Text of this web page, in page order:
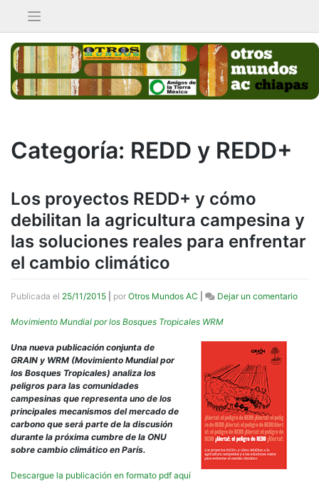
contenido
Categoría: REDD y REDD+
Los proyectos REDD+ y cómo
debilitan la agricultura campesina y
las soluciones reales para enfrentar
el cambio climático
Publicada el 25/11/2015 por Otros Mundos AC Dejar un comentarioen
Movimiento Mundial por los Bosques Tropicales WRM
Una nueva publicación conjunta de
GRAIN y WRM (Movimiento Mundial por
los Bosques Tropicales) analiza los
peligros para las comunidades
campesinas que representa uno de los
principales mecanismos del mercado de
carbono que será parte de la discusión
durante la próxima cumbre de la ONU
sobre cambio climático en París.
Descargue la publicación en formato pdf aquí